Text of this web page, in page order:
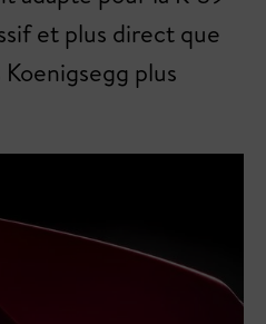
et plus direct que
plus